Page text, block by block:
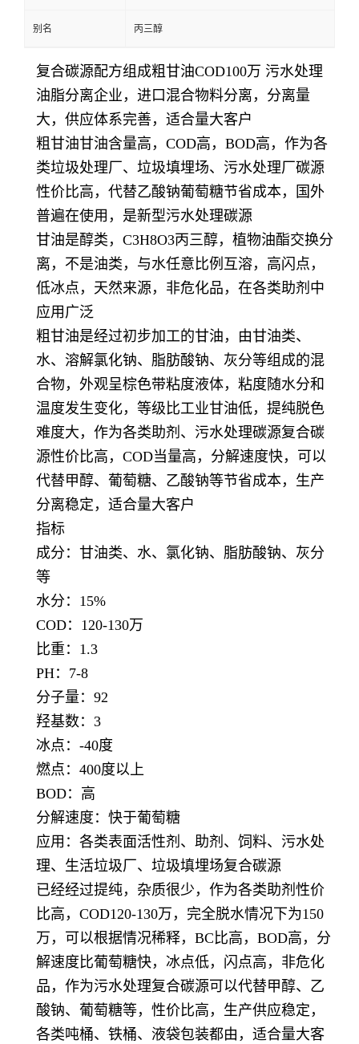
别名 丙三醇
复合碳源配方组成粗甘油COD100万 污水处理
油脂分离企业，进口混合物料分离，分离量
大，供应体系完善，适合量大客户
粗甘油甘油含量高，COD高，BOD高，作为各
类垃圾处理厂、垃圾填埋场、污水处理厂碳源
性价比高，代替乙酸钠葡萄糖节省成本，国外
普遍在使用，是新型污水处理碳源
甘油是醇类，C3H8O3丙三醇，植物油酯交换分
离，不是油类，与水任意比例互溶，高闪点，
低冰点，天然来源，非危化品，在各类助剂中
应用广泛
粗甘油是经过初步加工的甘油，由甘油类、
水、溶解氯化钠、脂肪酸钠、灰分等组成的混
合物，外观呈棕色带粘度液体，粘度随水分和
温度发生变化，等级比工业甘油低，提纯脱色
难度大，作为各类助剂、污水处理碳源复合碳
源性价比高，COD当量高，分解速度快，可以
代替甲醇、葡萄糖、乙酸钠等节省成本，生产
分离稳定，适合量大客户
指标
成分：甘油类、水、氯化钠、脂肪酸钠、灰分
等
水分：15%
COD：120-130万
比重：1.3
PH：7-8
分子量：92
羟基数：3
冰点：-40度
燃点：400度以上
BOD：高
分解速度：快于葡萄糖
应用：各类表面活性剂、助剂、饲料、污水处
理、生活垃圾厂、垃圾填埋场复合碳源
已经经过提纯，杂质很少，作为各类助剂性价
比高，COD120-130万，完全脱水情况下为150
万，可以根据情况稀释，BC比高，BOD高，分
解速度比葡萄糖快，冰点低，闪点高，非危化
品，作为污水处理复合碳源可以代替甲醇、乙
酸钠、葡萄糖等，性价比高，生产供应稳定，
各类吨桶、铁桶、液袋包装都由，适合量大客